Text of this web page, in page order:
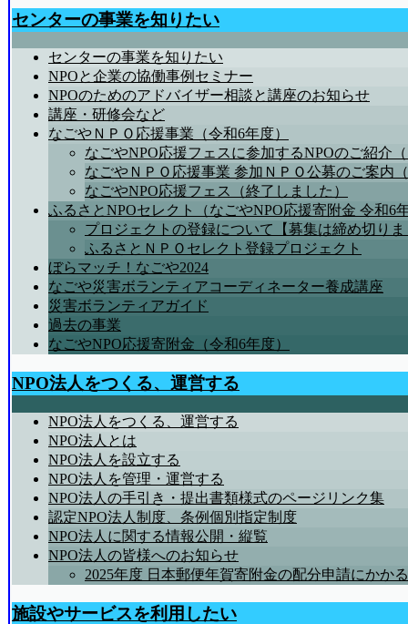
センターの事業を知りたい
センターの事業を知りたい
NPOと企業の協働事例セミナー
NPOのためのアドバイザー相談と講座のお知らせ
講座・研修会など
なごやＮＰＯ応援事業（令和6年度）
なごやNPO応援フェスに参加するNPOのご紹介
なごやＮＰＯ応援事業 参加ＮＰＯ公募のご案内
なごやNPO応援フェス（終了しました）
ふるさとNPOセレクト（なごやNPO応援寄附金 令和6
プロジェクトの登録について【募集は締め切りま
ふるさとＮＰＯセレクト登録プロジェクト
ぼらマッチ！なごや2024
なごや災害ボランティアコーディネーター養成講座
災害ボランティアガイド
過去の事業
なごやNPO応援寄附金（令和6年度）
NPO法人をつくる、運営する
NPO法人をつくる、運営する
NPO法人とは
NPO法人を設立する
NPO法人を管理・運営する
NPO法人の手引き・提出書類様式のページリンク集
認定NPO法人制度、条例個別指定制度
NPO法人に関する情報公開・縦覧
NPO法人の皆様へのお知らせ
2025年度 日本郵便年賀寄附金の配分申請にかか
施設やサービスを利用したい